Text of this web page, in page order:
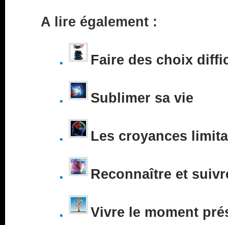
A lire également :
Faire des choix
Sublimer sa vie
Les croyances
Reconnaître et
Vivre le moment